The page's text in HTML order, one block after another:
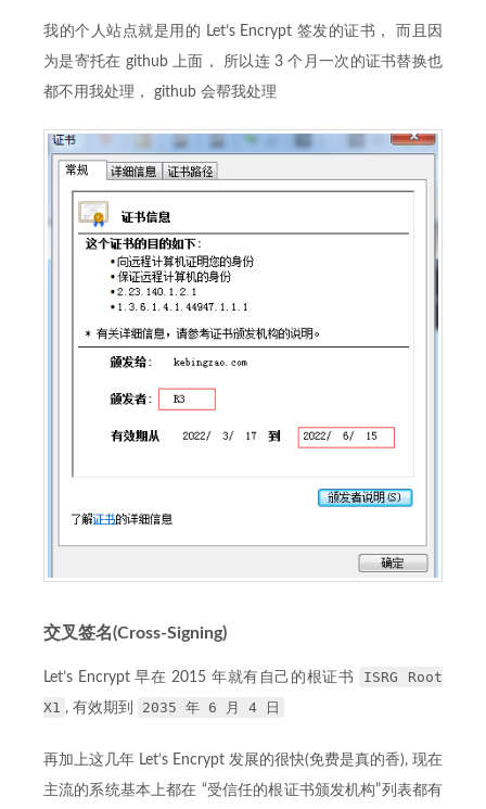
我的个人站点就是用的 Let’s Encrypt 签发的证书， 而且因
为是寄托在 github 上面， 所以连 3 个月一次的证书替换也
都不用我处理， github 会帮我处理
交叉签名(Cross-Signing)
Let’s Encrypt 早在 2015 年就有自己的根证书
ISRG Root
X1 , 有效期到 2035 年 6 月 4 日
再加上这几年 Let’s Encrypt 发展的很快(免费是真的香), 现在
主流的系统基本上都在 “受信任的根证书颁发机构”列表都有